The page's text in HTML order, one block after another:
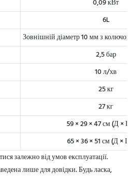
0,09 кВт
6L
Зовнішній діаметр 10 мм з
2,5 бар
10 л/хв
25 кг
27 кг
59 × 29 × 47 см (Д ×
65 × 36 × 51 см (Д ×
залежно від умов експлуатації.
лише для довідки. Будь ласка,